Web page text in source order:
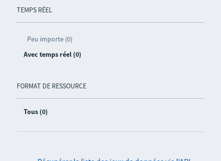
TEMPS RÉEL
Peu importe (0)
Avec temps réel (0)
FORMAT DE RESSOURCE
Tous (0)